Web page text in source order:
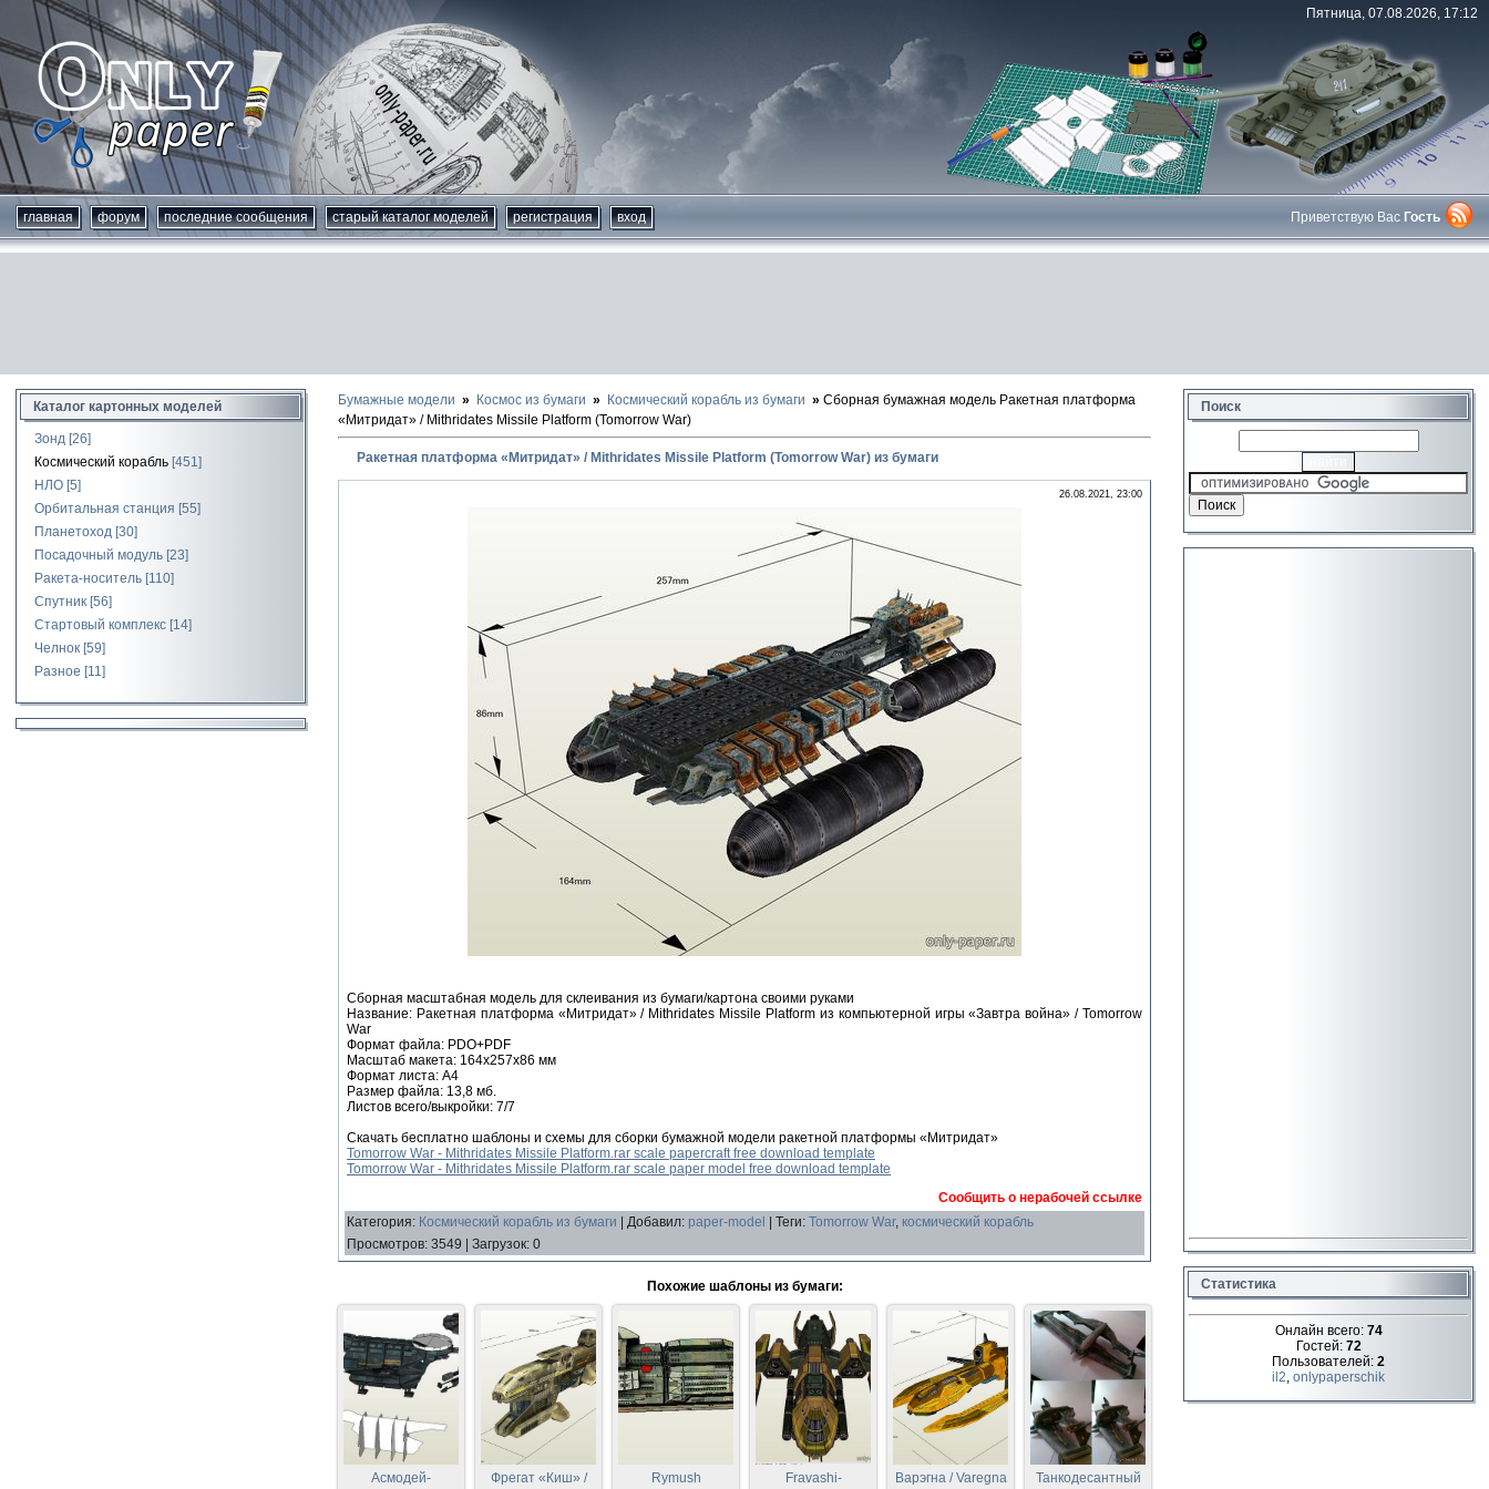
Пятница, 07.08.2026, 17:12
главная форум последние сообщения старый каталог моделей регистрация вход Приветствую Вас Гость
Каталог картонных моделей
Зонд [26]
Космический корабль [451]
НЛО [5]
Орбитальная станция [55]
Планетоход [30]
Посадочный модуль [23]
Ракета-носитель [110]
Спутник [56]
Стартовый комплекс [14]
Челнок [59]
Разное [11]
Бумажные модели Космос из бумаги Космический корабль из бумаги
Сборная бумажная модель Ракетная платформа
«Митридат» / Mithridates Missile Platform (Tomorrow War)
Ракетная платформа «Митридат» / Mithridates Missile Platform (Tomorrow War) из бумаги
26.08.2021, 23:00
Сборная масштабная модель для склеивания из бумаги/картона своими руками
Название: Ракетная платформа «Митридат» / Mithridates Missile Platform из компьютерной игры «Завтра война» / Tomorrow
War
Формат файла: PDО+PDF
Масштаб макета: 164х257х86 мм
Формат листа: А4
Размер файла: 13,8 мб.
Листов всего/выкройки: 7/7
Скачать бесплатно шаблоны и схемы для сборки бумажной модели ракетной платформы «Митридат»
Tomorrow War - Mithridates Missile Platform.rar scale papercraft free download template
Tomorrow War - Mithridates Missile Platform.rar scale paper model free download template
Сообщить о нерабочей ссылке
Категория: Космический корабль из бумаги Добавил: paper-model Теги: Tomorrow War, космичеcкий корабль
Просмотров: 3549 Загрузок: 0
Похожие шаблоны из бумаги:
Асмодей-
Фрегат «Киш» /
Rymush
Fravashi-
Варэгна / Varegna
Танкодесантный
Поиск
Статистика
Онлайн всего: 74
Гостей: 72
Пользователей: 2
il2, onlypaperschik